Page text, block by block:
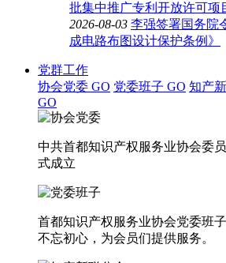
批集中推广专利开放许可项
2026-08-03 李强签署国务院
成电路布图设计保护条例》
党群工作
协会党委 GO 党委班子 GO 知产
GO
中共首都知识产权服务业协会委
式成立
首都知识产权服务业协会党委班
不忘初心，为会员们提供服务。